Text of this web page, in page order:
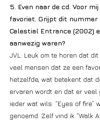
5. Even naar de cd. Voor
favoriet. Grijpt dit nummer
Celestial Entrance (2002)
aanwezig waren?
JVL: Leuk om te horen dat
veel mensen dat ze een
hetzelfde, wat betekent dat
ervaren wordt en dat er
ieder wat wils. “Eyes of fire”
genoemd. Zelf vind ik “Walk